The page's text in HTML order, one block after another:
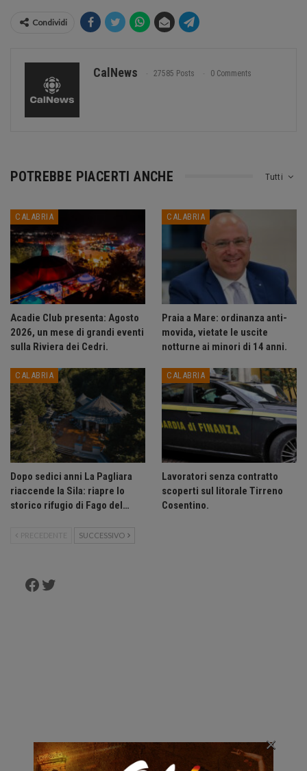
Condividi
CalNews 27585 Posts 0 Comments
Tutti
POTREBBE PIACERTI ANCHE
CALABRIA
Acadie Club presenta: Agosto
2026, un mese di grandi eventi
sulla Riviera dei Cedri.
CALABRIA
Praia a Mare: ordinanza anti-
movida, vietate le uscite
notturne ai minori di 14 anni.
CALABRIA
Dopo sedici anni La Pagliara
riaccende la Sila: riapre lo
storico rifugio di Fago del…
CALABRIA
Lavoratori senza contratto
scoperti sul litorale Tirreno
Cosentino.
PRECEDENTE SUCCESSIVO
Facebook
Twitter
×